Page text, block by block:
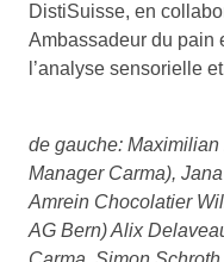
DistiSuisse, en
Ambassadeur du pain
l’analyse sensorielle
de gauche:
Manager Carma),
Amrein Chocolatier
AG Bern) Alix